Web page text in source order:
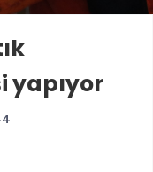
yapıyor